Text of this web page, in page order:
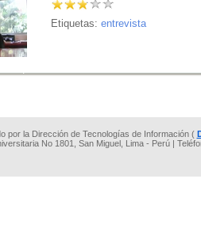
Etiquetas: entrevista
por la Dirección de Tecnologías de Información (
No 1801, San Miguel, Lima - Perú |